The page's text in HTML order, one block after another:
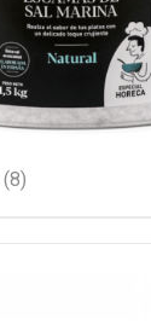
(8)